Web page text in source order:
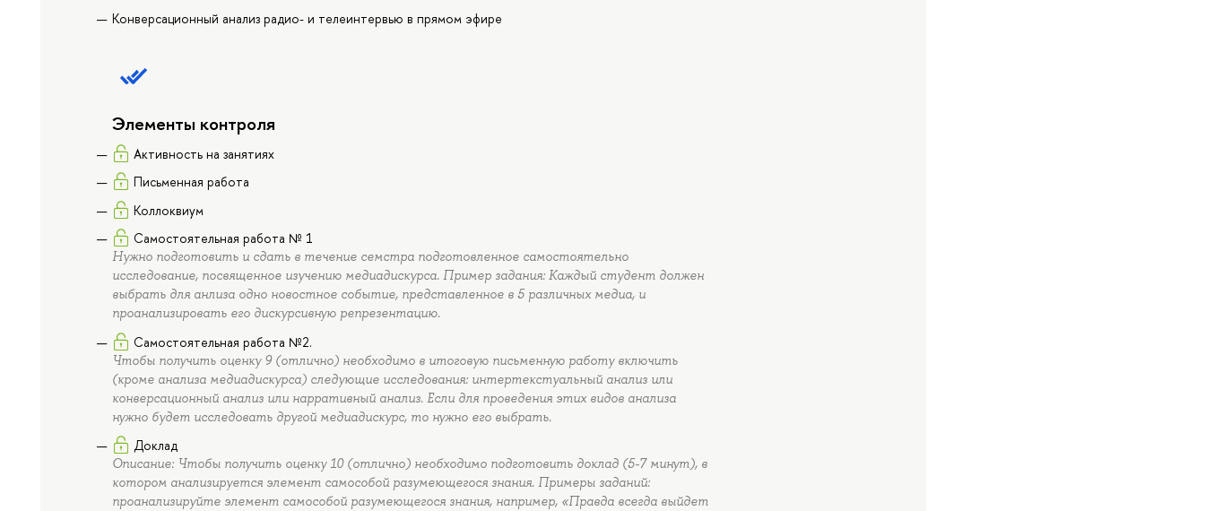
Конверсационный анализ радио- и телеинтервью в прямом эфире
Элементы контроля
Активность на занятиях
Письменная работа
Коллоквиум
Самостоятельная работа № 1
Нужно подготовить и сдать в течение семстра подготовленное самостоятельно
исследование, посвященное изучению медиадискурса. Пример задания: Каждый студент должен
выбрать для анлиза одно новостное событие, представленное в 5 различных медиа, и
проанализировать его дискурсивную репрезентацию.
Самостоятельная работа №2.
Чтобы получить оценку 9 (отлично) необходимо в итоговую письменную работу включить
(кроме анализа медиадискурса) следующие исследования: интертекстуальный анализ или
конверсационный анализ или нарративный анализ. Если для проведения этих видов анализа
нужно будет исследовать другой медиадискурс, то нужно его выбрать.
Доклад
Описание: Чтобы получить оценку 10 (отлично) необходимо подготовить доклад (5-7 минут), в
котором анализируется элемент самособой разумеющегося знания. Примеры заданий:
проанализируйте элемент самособой разумеющегося знания, например, «Правда всегда выйдет